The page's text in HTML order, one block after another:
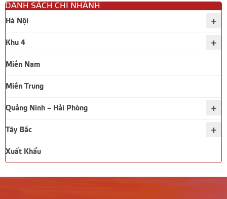
DANH SÁCH CHI NHÁNH
Hà Nội +
Khu 4 +
Miền Nam
Miền Trung
Quảng Ninh – Hải Phòng +
Tây Bắc +
Xuất Khẩu